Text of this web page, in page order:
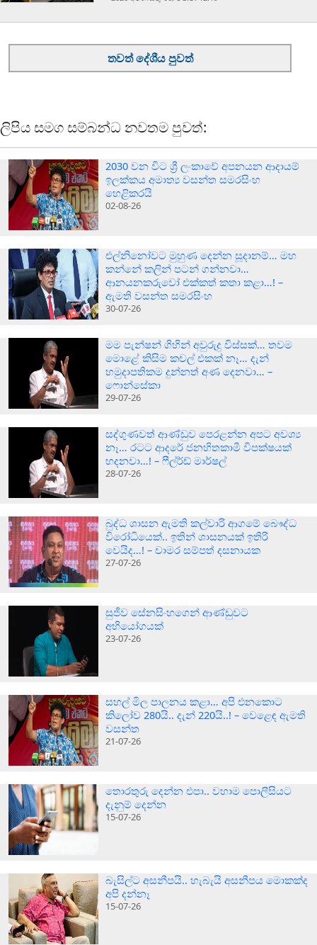
තවත් දේශීය පුවත්
ලිපිය සමග සම්බන්ධ නවතම පුවත්:
2030 වන විට ශ්‍රී ලංකාවේ අපනයන ආදායම්
ඉලක්කය අමාත්‍ය වසන්ත සමරසිංහ
හෙළිකරයි
02-08-26
එල්නිනෝවට මුහුණ දෙන්න සූදානම්… මහ
කන්නේ කලින් පටන් ගන්නවා…
ආනයනකරුවෝ එක්කත් කතා කළා…! –
ඇමති වසන්ත සමරසිංහ
30-07-26
මම පැන්ෂන් ගිහින් අවුරුදු විස්සක්… තවම
මොළේ කිසිම කචල් එකක් නෑ… දැන්
හමුදාපතිකම දුන්නත් අණ දෙනවා… –
ෆොන්සේකා
29-07-26
සද්ගුණවත් ආණ්ඩුව පෙරළන්න අපට අවශ්‍ය
නෑ… රටට ආදරේ ජනහිතකාමී විපක්ෂයක්
හදනවා…! – ෆීල්ර්ඩ් මාර්ෂල්
28-07-26
බුද්ධ ශාසන ඇමති කල්වාරි ආගමේ බෞද්ධ
විරෝධියෙක්.. ඉතින් ශාසනයක් ඉතිරි
වෙයිද…! – චාමර සම්පත් දසනායක
27-07-26
සුජීව සේනසිංහගෙන් ආණ්ඩුවට
අභියෝගයක්
23-07-26
සහල් මිල පාලනය කළා… අපි එනකොට
කිලෝව 280යි.. දැන් 220යි..! – වෙළෙඳ ඇමති
වසන්ත
21-07-26
තොරතුරු දෙන්න එපා.. වහාම පොලීසියට
දැනුම් දෙන්න
15-07-26
බැසිල්ට අසනීපයි.. හැබැයි අසනීපය මොකක්ද
අපි දන්නෑ
15-07-26